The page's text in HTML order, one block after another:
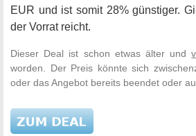
EUR und ist somit 28% günstiger.
der Vorrat reicht.
Dieser Deal ist schon etwas älter und
worden. Der Preis könnte sich
oder das Angebot bereits beendet oder